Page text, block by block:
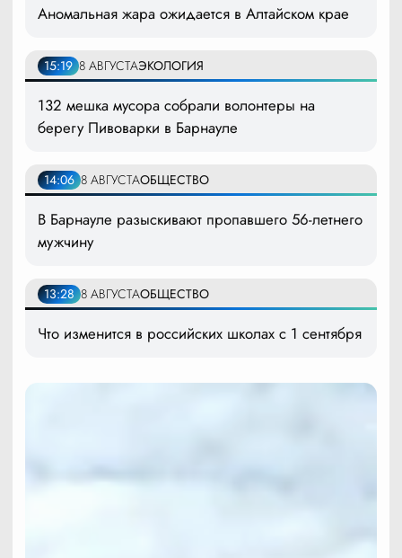
Аномальная жара ожидается в Алтайском крае
15:19 8 АВГУСТАЭКОЛОГИЯ
132 мешка мусора собрали волонтеры на
берегу Пивоварки в Барнауле
14:06 8 АВГУСТАОБЩЕСТВО
В Барнауле разыскивают пропавшего 56-летнего
мужчину
13:28 8 АВГУСТАОБЩЕСТВО
Что изменится в российских школах с 1 сентября